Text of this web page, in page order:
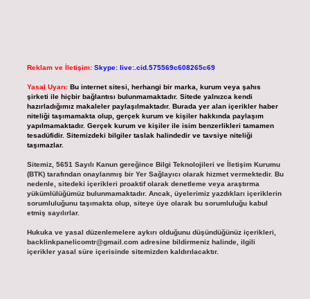
Reklam ve İletişim: Skype: live:.cid.575569c608265c69
Yasal Uyarı: Bu internet sitesi, herhangi bir marka, kurum veya şahıs
şirketi ile hiçbir bağlantısı bulunmamaktadır. Sitede yalnızca kendi
hazırladığımız makaleler paylaşılmaktadır. Burada yer alan içerikler haber
niteliği taşımamakta olup, gerçek kurum ve kişiler hakkında paylaşım
yapılmamaktadır. Gerçek kurum ve kişiler ile isim benzerlikleri tamamen
tesadüfidir. Sitemizdeki bilgiler taslak halindedir ve tavsiye niteliği
taşımazlar.
Sitemiz, 5651 Sayılı Kanun gereğince Bilgi Teknolojileri ve İletişim Kurumu
(BTK) tarafından onaylanmış bir Yer Sağlayıcı olarak hizmet vermektedir. Bu
nedenle, sitedeki içerikleri proaktif olarak denetleme veya araştırma
yükümlülüğümüz bulunmamaktadır. Ancak, üyelerimiz yazdıkları içeriklerin
sorumluluğunu taşımakta olup, siteye üye olarak bu sorumluluğu kabul
etmiş sayılırlar.
Hukuka ve yasal düzenlemelere aykırı olduğunu düşündüğünüz içerikleri,
backlinkpanelicomtr@gmail.comadresine bildirmeniz halinde, ilgili
içerikler yasal süre içerisinde sitemizden kaldırılacaktır.